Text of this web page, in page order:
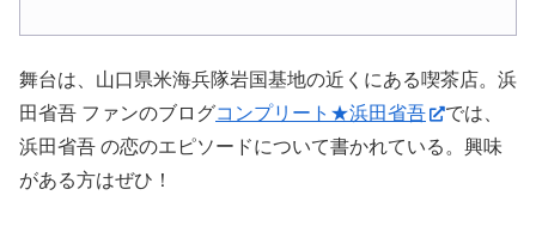
舞台は、山口県米海兵隊岩国基地の近くにある喫茶店。浜
田省吾 ファンのブログコンプリート★浜田省吾
では、
浜田省吾 の恋のエピソードについて書かれている。興味
がある方はぜひ！